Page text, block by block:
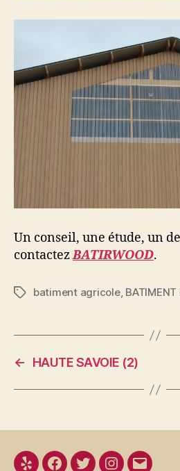
Un conseil, une étude, un
contactezBATIRWOOD.
Étiquettes
batiment agricole, BATIMENT
← HAUTE SAVOIE (2)